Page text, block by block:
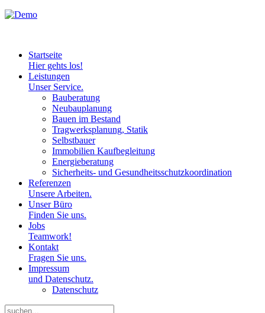
Startseite
Hier gehts los!
Leistungen
Unser Service.
Bauberatung
Neubauplanung
Bauen im Bestand
Tragwerksplanung, Statik
Selbstbauer
Immobilien Kaufbegleitung
Energieberatung
Sicherheits- und Gesundheitsschutzkoordination
Referenzen
Unsere Arbeiten.
Unser Büro
Finden Sie uns.
Jobs
Teamwork!
Kontakt
Fragen Sie uns.
Impressum
und Datenschutz.
Datenschutz